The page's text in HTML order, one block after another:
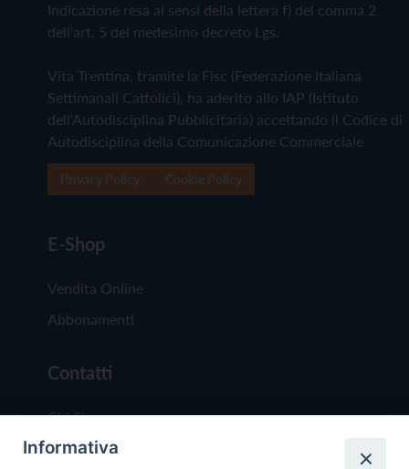
Indicazione resa ai sensi della lettera f) del comma 2
dell'art. 5 del medesimo decreto Lgs.
Vita Trentina, tramite la Fisc (Federazione Italiana
Settimanali Cattolici), ha aderito allo IAP (Istituto
dell'Autodisciplina Pubblicitaria) accettando il Codice di
Autodisciplina della Comunicazione Commerciale
E-Shop
Vendita Online
Abbonamenti
Contatti
Chi Siamo
Redazione
Informativa